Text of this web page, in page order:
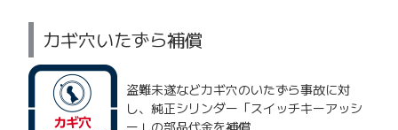
カギ穴いたずら補償
盗難未遂などカギ穴のいたずら事故に対
し、純正シリンダー「スイッチキーアッシ